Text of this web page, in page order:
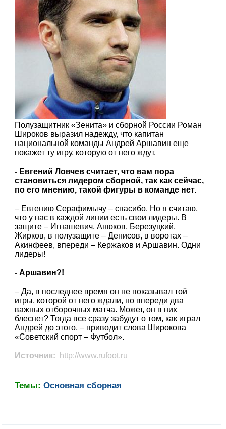
Полузащитник «Зенита» и сборной России Роман
Широков выразил надежду, что капитан
национальной команды Андрей Аршавин еще
покажет ту игру, которую от него ждут.
- Евгений Ловчев считает, что вам пора
становиться лидером сборной, так как сейчас,
по его мнению, такой фигуры в команде нет.
– Евгению Серафимычу – спасибо. Но я считаю,
что у нас в каждой линии есть свои лидеры. В
защите – Игнашевич, Анюков, Березуцкий,
Жирков, в полузащите – Денисов, в воротах –
Акинфеев, впереди – Кержаков и Аршавин. Одни
лидеры!
- Аршавин?!
– Да, в последнее время он не показывал той
игры, которой от него ждали, но впереди два
важных отборочных матча. Может, он в них
блеснет? Тогда все сразу забудут о том, как играл
Андрей до этого, – приводит слова Широкова
«Советский спорт – Футбол».
Источник: http://www.rufoot.ru
Темы:Основная сборная